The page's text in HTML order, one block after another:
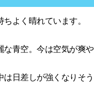
ちよく晴れています。
な青空。今は空気が爽や
は日差しが強くなりそう